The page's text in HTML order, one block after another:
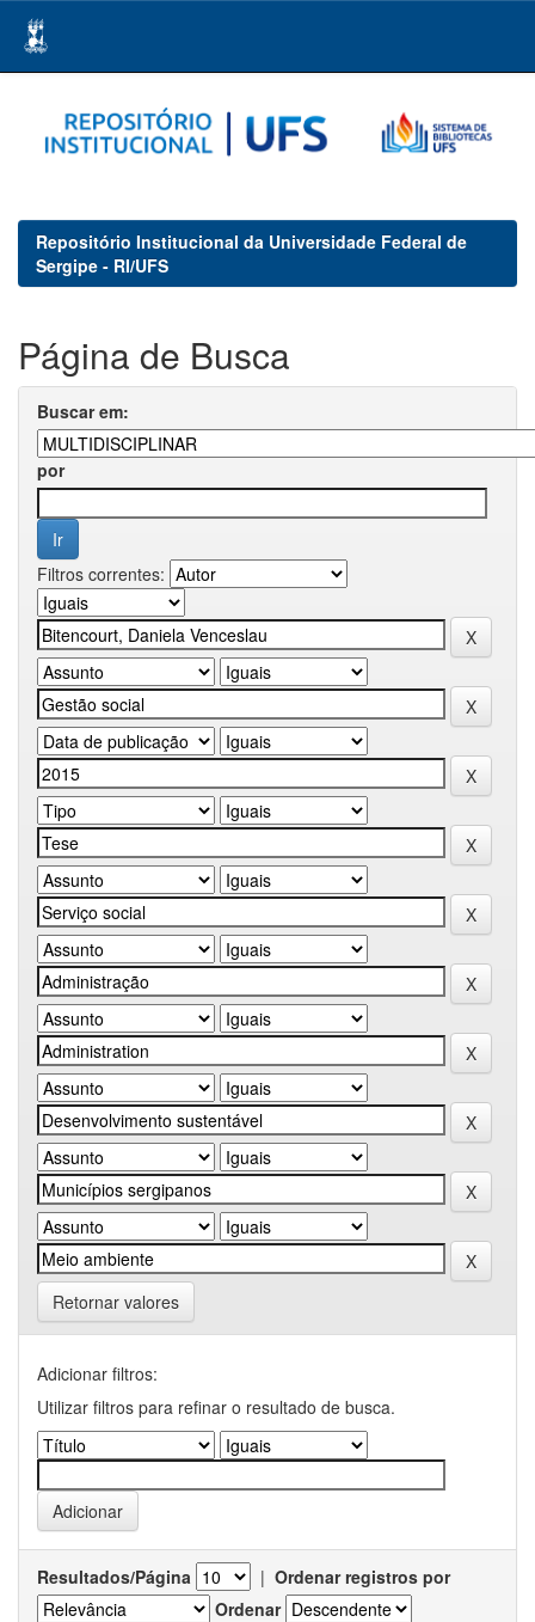
navigation
Repositório Institucional da Universidade Federal de
Sergipe - RI/UFS
Página de Busca
Buscar em:
por
Filtros correntes:
Retornar valores
Adicionar filtros:
Utilizar filtros para refinar o resultado de busca.
Resultados/Página | Ordenar registros por
Ordenar